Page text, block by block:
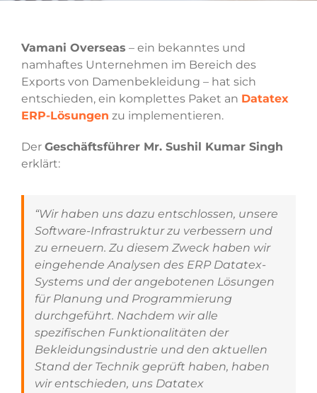
Vamani Overseas – ein bekanntes und
namhaftes Unternehmen im Bereich des
Exports von Damenbekleidung – hat sich
entschieden, ein komplettes Paket an Datatex
ERP-Lösungen zu implementieren.
Der Geschäftsführer Mr. Sushil Kumar Singh
erklärt:
“Wir haben uns dazu entschlossen, unsere
Software-Infrastruktur zu verbessern und
zu erneuern. Zu diesem Zweck haben wir
eingehende Analysen des ERP Datatex-
Systems und der angebotenen Lösungen
für Planung und Programmierung
durchgeführt. Nachdem wir alle
spezifischen Funktionalitäten der
Bekleidungsindustrie und den aktuellen
Stand der Technik geprüft haben, haben
wir entschieden, uns Datatex